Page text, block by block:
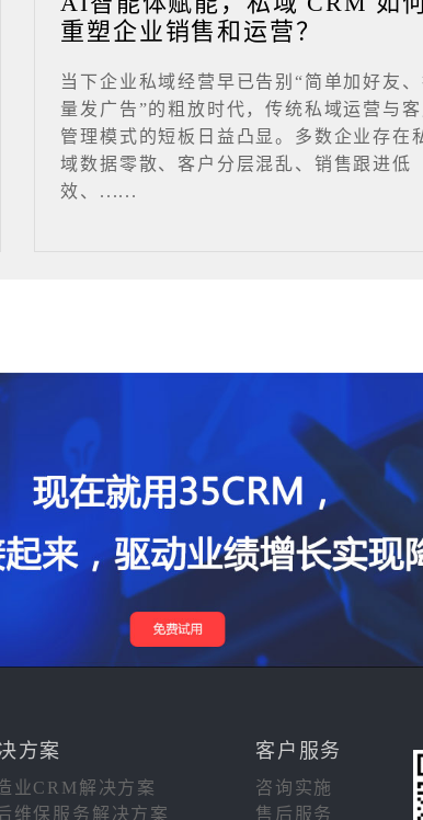
重塑企业销售和运营？
当下企业私域经营早已告别“简单加好友
量发广告”的粗放时代，传统私域运营与
管理模式的短板日益凸显。多数企业存在
域数据零散、客户分层混乱、销售跟进低
效、......
方案 客户服务
业CRM解决方案
咨询实施
维保服务解决方案
售后服务